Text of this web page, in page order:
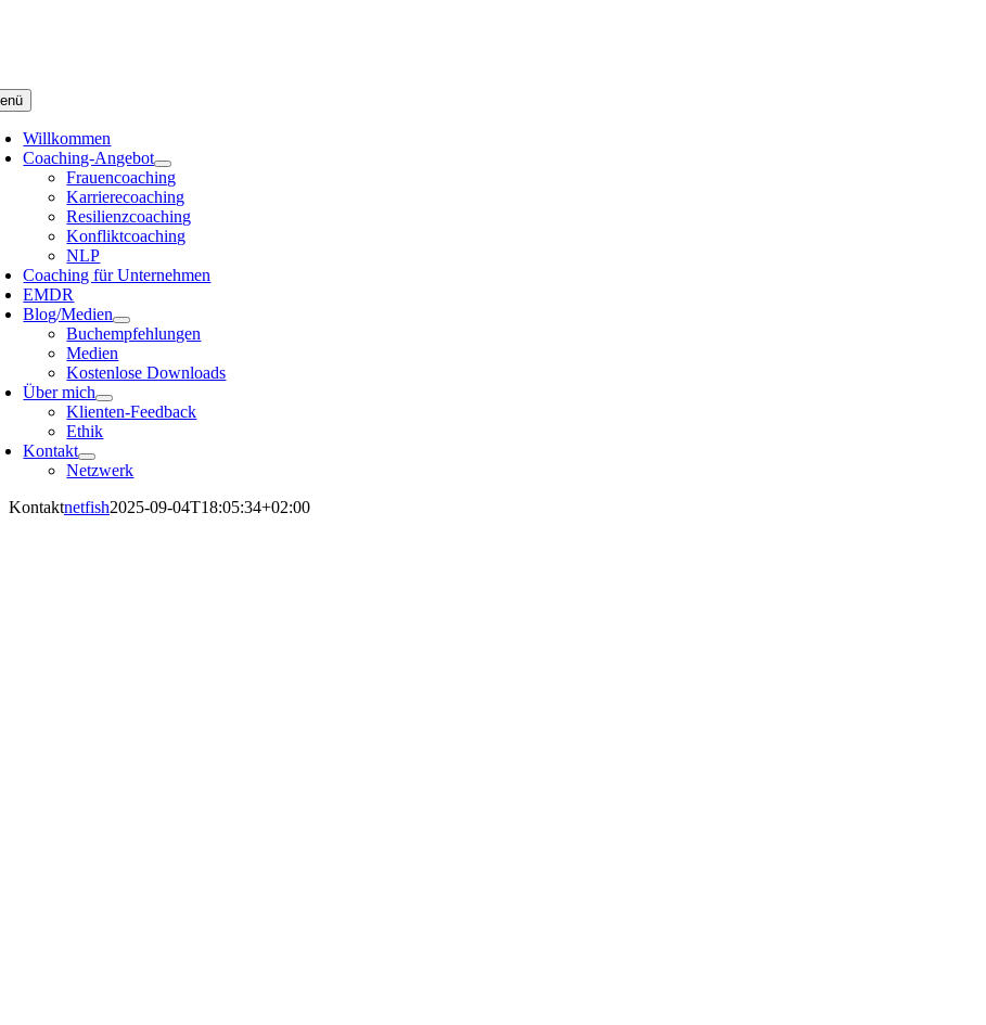
Willkommen
Coaching-Angebot
Frauencoaching
Karrierecoaching
Resilienzcoaching
Konfliktcoaching
NLP
Coaching für Unternehmen
EMDR
Blog/Medien
Buchempfehlungen
Medien
Kostenlose Downloads
Über mich
Klienten-Feedback
Ethik
Kontakt
Netzwerk
Kontaktnetfish2025-09-04T18:05:34+02:00